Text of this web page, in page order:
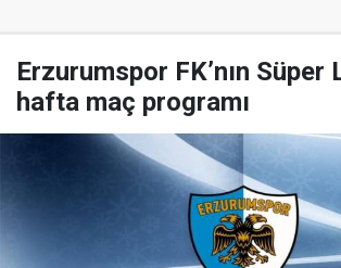
Erzurumspor FK’nın Süper
hafta maç programı